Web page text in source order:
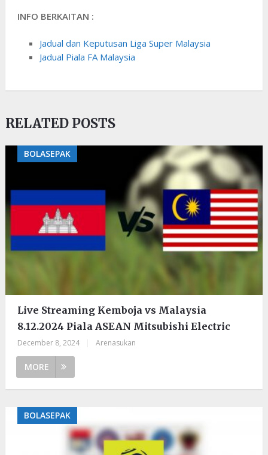
INFO BERKAITAN :
Jadual dan Keputusan Liga Super Malaysia
Jadual Piala FA Malaysia
RELATED POSTS
BOLASEPAK
Live Streaming Kemboja vs Malaysia
8.12.2024 Piala ASEAN Mitsubishi Electric
December 8, 2024 Arenasukan
MORE
BOLASEPAK